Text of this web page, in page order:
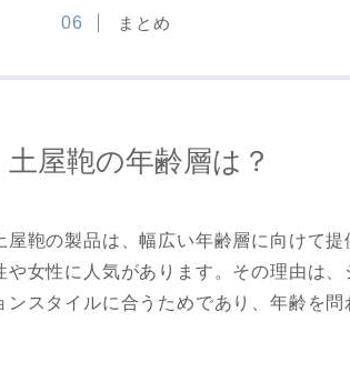
まとめ
土屋鞄の年齢層は？
屋鞄の製品は、幅広い年齢層に向けて
や女性に人気があります。その理由は
ンスタイルに合うためであり、年齢を問